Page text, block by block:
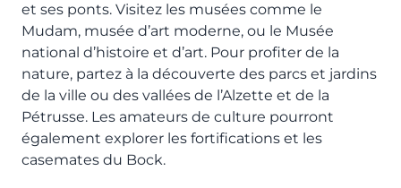
et ses ponts. Visitez les musées comme le
Mudam, musée d’art moderne, ou le Musée
national d’histoire et d’art. Pour profiter de la
nature, partez à la découverte des parcs et jardins
de la ville ou des vallées de l’Alzette et de la
Pétrusse. Les amateurs de culture pourront
également explorer les fortifications et les
casemates du Bock.